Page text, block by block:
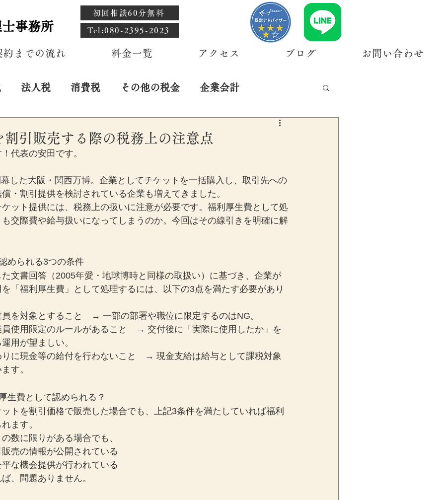
事務所
初回相談60分無料
​Tel:080-2395-2023
約までの流れ 料金一覧 アクセス ブログ お問い合わせ
法人税 消費税 その他の税金 企業会計
割引販売する際の税務上の注意点
代表の安田です。
した大阪・関西万博。企業としてチケットを一括購入し、取引先への
・割引提供を検討されている企業も増えてきました。
ット提供には、税務上の扱いに注意が必要です。福利厚生費として処
交際費や給与扱いになってしまうのか。今回はその線引きを明確に解
められる3つの条件
文書回答（2005年愛・地球博時と同様の取扱い）に基づき、企業が
「福利厚生費」として処理するには、以下の3点を満たす必要があり
を対象とすること　→ 一部の部署や職位に限定するのはNG。
使用限定のルールがあること　→ 交付後に「実際に使用したか」を
用が望ましい。
に現金等の給付を行わないこと　→ 現金支給は給与として課税対象
す。
生費として認められる？
トを割引価格で販売した場合でも、上記3条件を満たしていれば福利
ます。
数に限りがある場合でも、
売の情報が公開されている
な機会提供が行われている
、問題ありません。